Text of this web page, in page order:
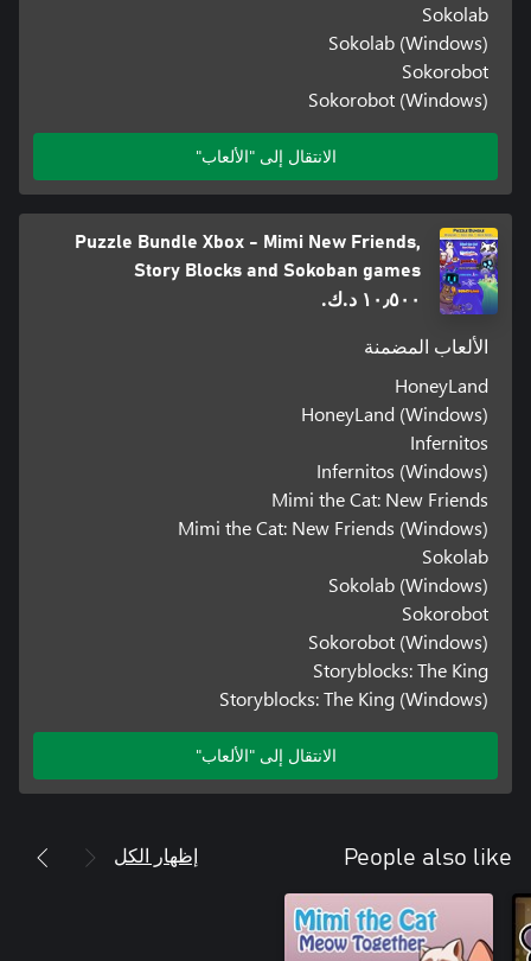
Sokolab
Sokolab (Windows)
Sokorobot
Sokorobot (Windows)
الانتقال إلى "الألعاب"
Puzzle Bundle Xbox - Mimi New Friends,
Story Blocks and Sokoban games
١٠٫٥٠٠ د.ك.‏
الألعاب المضمنة
HoneyLand
HoneyLand (Windows)
Infernitos
Infernitos (Windows)
Mimi the Cat: New Friends
Mimi the Cat: New Friends (Windows)
Sokolab
Sokolab (Windows)
Sokorobot
Sokorobot (Windows)
Storyblocks: The King
Storyblocks: The King (Windows)
الانتقال إلى "الألعاب"
People also like إظهار الكل